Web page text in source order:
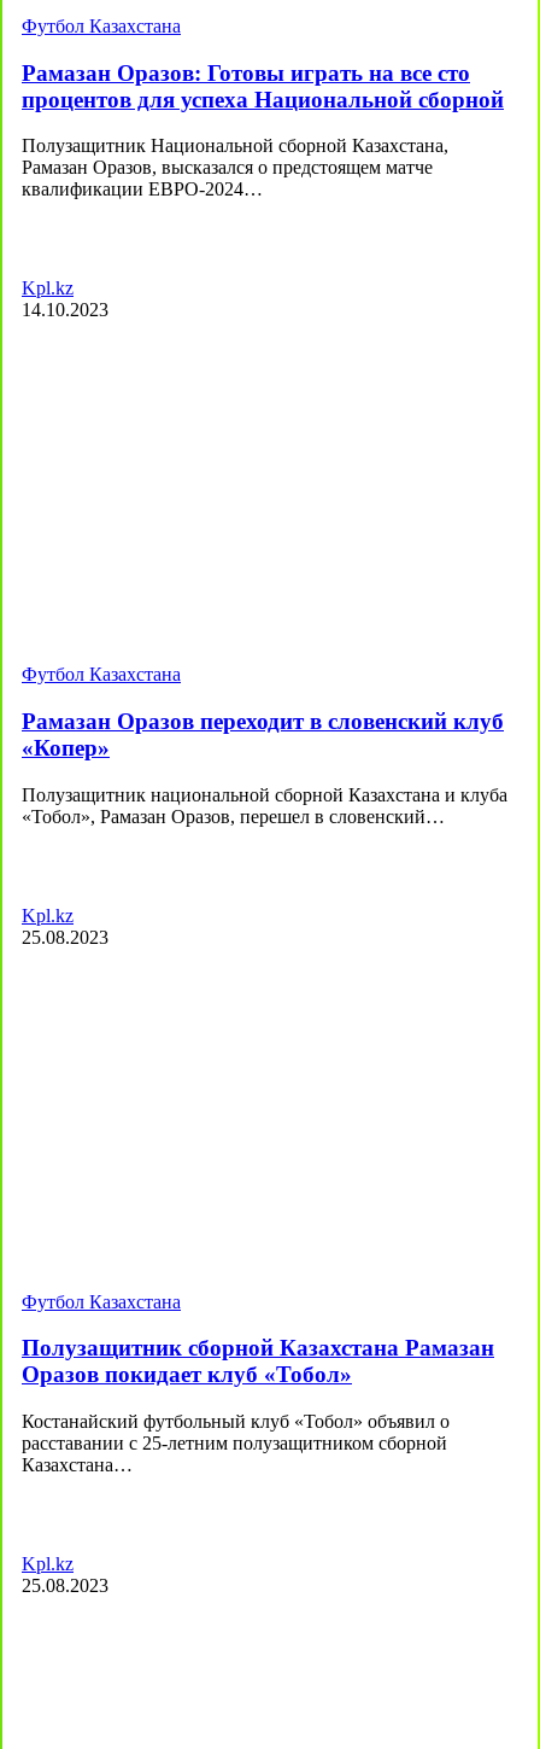
Футбол Казахстана
Рамазан Оразов: Готовы играть на все сто
процентов для успеха Национальной сборной
Полузащитник Национальной сборной Казахстана,
Рамазан Оразов, высказался о предстоящем матче
квалификации ЕВРО-2024…
Kpl.kz
14.10.2023
Футбол Казахстана
Рамазан Оразов переходит в словенский клуб
«Копер»
Полузащитник национальной сборной Казахстана и клуба
«Тобол», Рамазан Оразов, перешел в словенский…
Kpl.kz
25.08.2023
Футбол Казахстана
Полузащитник сборной Казахстана Рамазан
Оразов покидает клуб «Тобол»
Костанайский футбольный клуб «Тобол» объявил о
расставании с 25-летним полузащитником сборной
Казахстана…
Kpl.kz
25.08.2023